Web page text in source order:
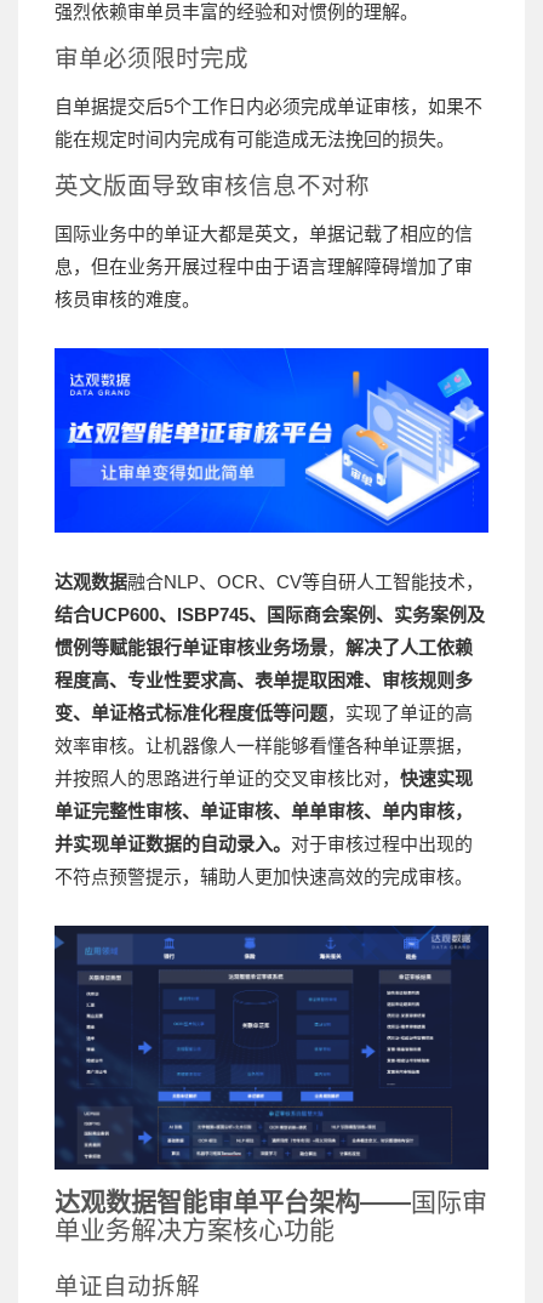
强烈依赖审单员丰富的经验和对惯例的理解。
审单必须限时完成
自单据提交后5个工作日内必须完成单证审核，如果不
能在规定时间内完成有可能造成无法挽回的损失。
英文版面导致审核信息不对称
国际业务中的单证大都是英文，单据记载了相应的信
息，但在业务开展过程中由于语言理解障碍增加了审
核员审核的难度。
达观数据融合NLP、OCR、CV等自研人工智能技术，
结合UCP600、ISBP745、国际商会案例、实务案例及
惯例等赋能银行单证审核业务场景， 解决了人工依赖
程度高、专业性要求高、表单提取困难、审核规则多
变、单证格式标准化程度低等问题，实现了单证的高
效率审核。让机器像人一样能够看懂各种单证票据，
并按照人的思路进行单证的交叉审核比对， 快速实现
单证完整性审核、单证审核、单单审核、单内审核，
并实现单证数据的自动录入。 对于审核过程中出现的
不符点预警提示，辅助人更加快速高效的完成审核。
达观数据智能审单平台架构——国际审
单业务解决方案核心功能
单证自动拆解